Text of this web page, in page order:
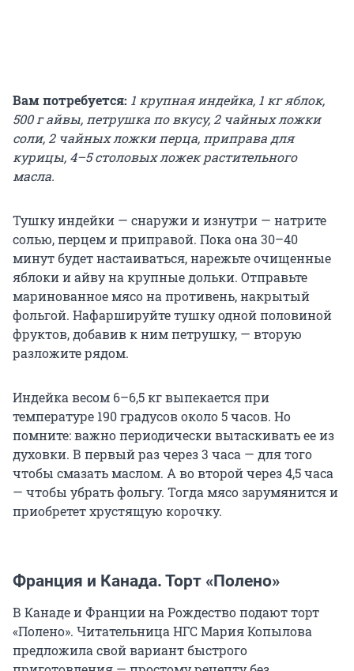
Вам потребуется: 1 крупная индейка, 1 кг яблок,
500 г айвы, петрушка по вкусу, 2 чайных ложки
соли, 2 чайных ложки перца, приправа для
курицы, 4–5 столовых ложек растительного
масла.
Тушку индейки — снаружи и изнутри — натрите
солью, перцем и приправой. Пока она 30–40
минут будет настаиваться, нарежьте очищенные
яблоки и айву на крупные дольки. Отправьте
маринованное мясо на противень, накрытый
фольгой. Нафаршируйте тушку одной половиной
фруктов, добавив к ним петрушку, — вторую
разложите рядом.
Индейка весом 6–6,5 кг выпекается при
температуре 190 градусов около 5 часов. Но
помните: важно периодически вытаскивать ее из
духовки. В первый раз через 3 часа — для того
чтобы смазать маслом. А во второй через 4,5 часа
— чтобы убрать фольгу. Тогда мясо зарумянится и
приобретет хрустящую корочку.
Франция и Канада. Торт «Полено»
В Канаде и Франции на Рождество подают торт
«Полено». Читательница НГС Мария Копылова
предложила свой вариант быстрого